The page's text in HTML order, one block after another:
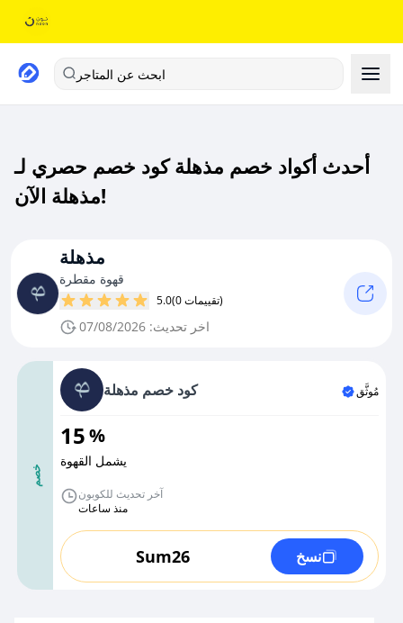
ابحث عن المتاجر
أحدث أكواد خصم مذهلة كود خصم حصري لـ
مذهلة الآن!
مذهلة
قهوة مقطرة
5.0 (0 تقييمات)
اخر تحديث: 07/08/2026
خصم
كود خصم مذهلة مُوثَّق
15%
يشمل القهوة
آخر تحديث للكوبون
منذ ساعات
Sum26 نسخ